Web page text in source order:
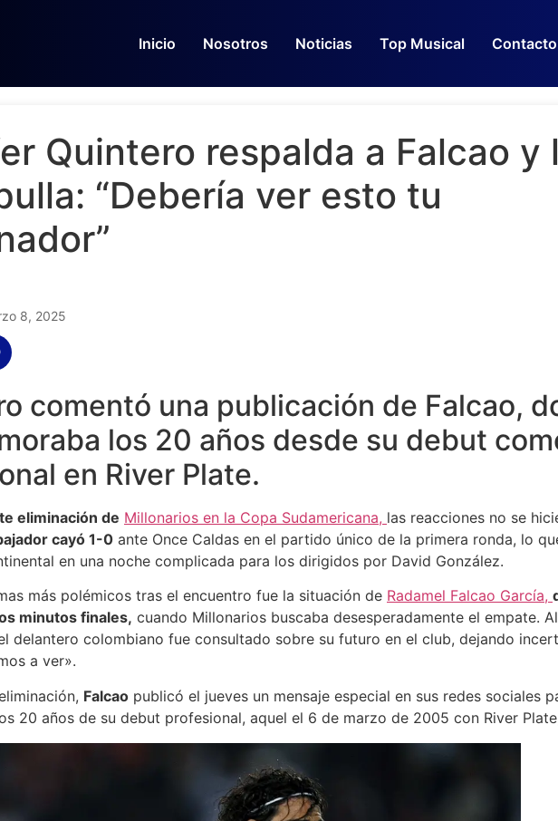
Inicio Nosotros Noticias Top Musical Contacto
Quintero respalda a Falcao y
“Debería ver esto tu
8, 2025
comentó una publicación de Falcao,
los 20 años desde su debut
en River Plate.
eliminación de Millonarios en la Copa Sudamericana, las reacciones no se
cayó 1-0 ante Once Caldas en el partido único de la primera ronda, lo
en una noche complicada para los dirigidos por David González.
más polémicos tras el encuentro fue la situación de Radamel Falcao García,
minutos finales, cuando Millonarios buscaba desesperadamente el empate.
delantero colombiano fue consultado sobre su futuro en el club, dejando
a ver».
Falcao publicó el jueves un mensaje especial en sus redes sociales
20 años de su debut profesional, aquel el 6 de marzo de 2005 con River